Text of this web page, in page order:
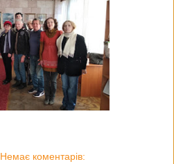
Немає коментарів: